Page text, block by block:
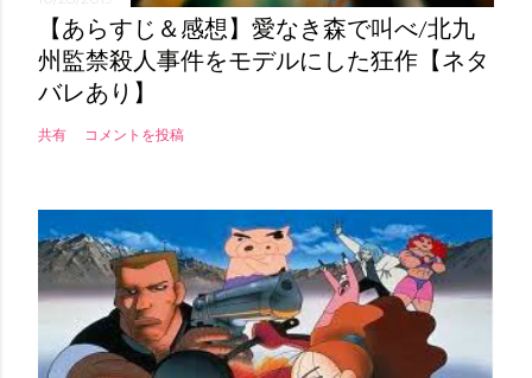
【あらすじ＆感想】愛なき森で叫べ/北九
州監禁殺人事件をモデルにした狂作【ネタ
バレあり】
共有 コメントを投稿